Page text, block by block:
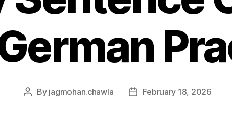
Post
By jagmohan.chawla
PostFebruary 18, 2026